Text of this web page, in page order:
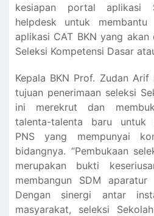
kesiapan portal aplikasi
helpdesk untuk
aplikasi CAT BKN yang
Seleksi Kompetensi Dasar
Kepala BKN Prof. Zudan Arif
tujuan penerimaan seleksi
ini merekrut dan
talenta-talenta baru untuk
PNS yang mempunyai
bidangnya. “Pembukaan
merupakan bukti
membangun SDM
Dengan sinergi antar
masyarakat, seleksi